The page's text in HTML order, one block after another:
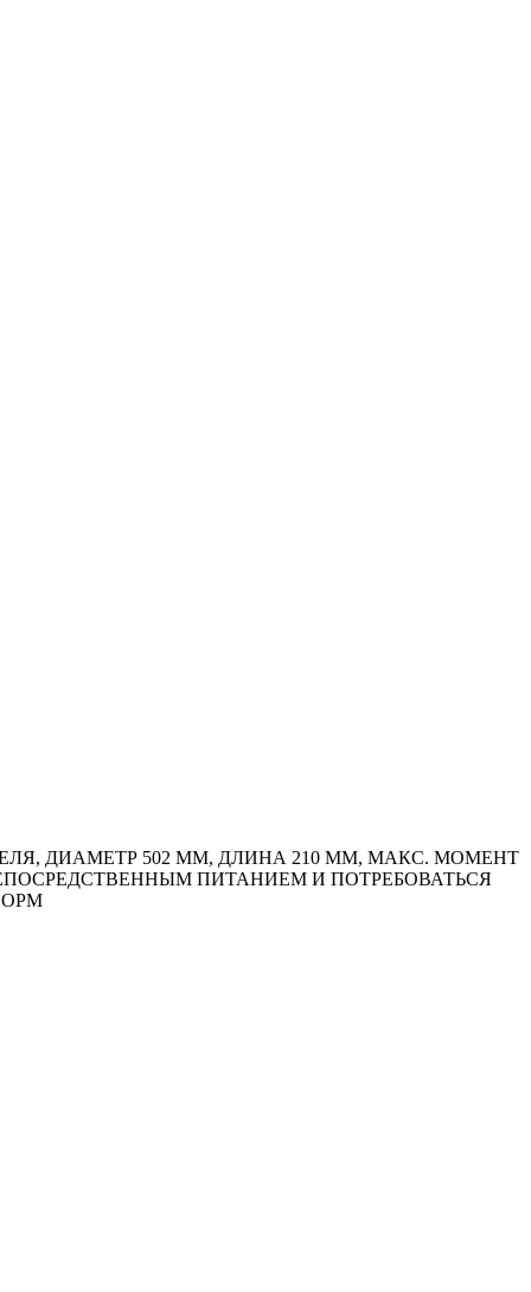
ДИАМЕТР 502 ММ, ДЛИНА 210 ММ, МАКС. МОМЕНТ
ПИТАНИЕМ И ПОТРЕБОВАТЬСЯ